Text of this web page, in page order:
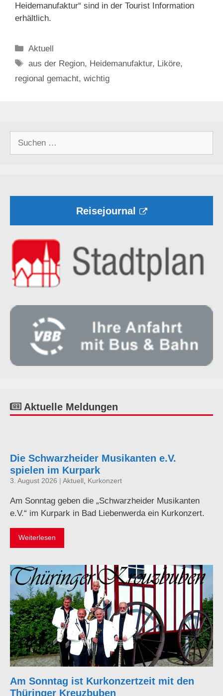
Heidemanufaktur“ sind in der Tourist Information
erhältlich.
Kategorien
Aktuell
Schlagwörter
aus der Region, Heidemanufaktur, Liköre,
regional gemacht, wichtig
Reisejournal
Aktuelle Meldungen
Die Schwarzheider Musikanten e.V.
spielen im Kurpark
3. August 2026 | Aktuell Kurkonzert
Am Sonntag geben die „Schwarzheider Musikanten
e.V.“ im Kurpark in Bad Liebenwerda ein Kurkonzert.
Weiterlesen
Am Sonntag ist Kurkonzertzeit mit den
Thüringer Kreuzbuben